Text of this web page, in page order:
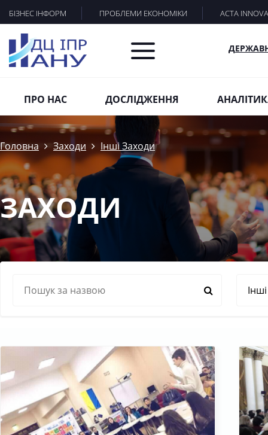
БІЗНЕС ІНФОРМ ПРОБЛЕМИ ЕКОНОМІКИ ACTA
ПРО НАС ДОСЛІДЖЕННЯ
Головна Заходи Інші Заходи
ЗАХОДИ